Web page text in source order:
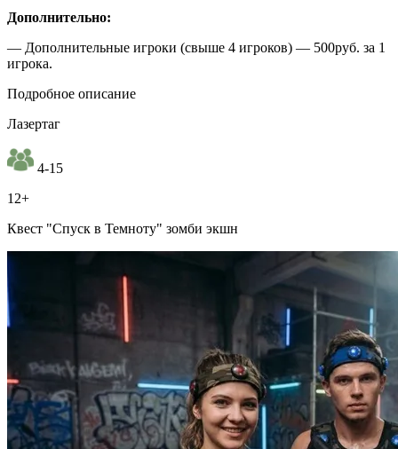
Дополнительно:
— Дополнительные игроки (свыше 4 игроков) — 500руб. за 1
игрока.
Подробное описание
Лазертаг
4-15
12+
Квест "Спуск в Темноту" зомби экшн